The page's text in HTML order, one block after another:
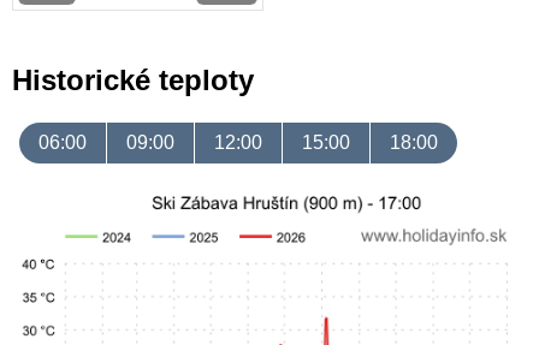
Historické teploty
06:00 09:00 12:00 15:00 18:00